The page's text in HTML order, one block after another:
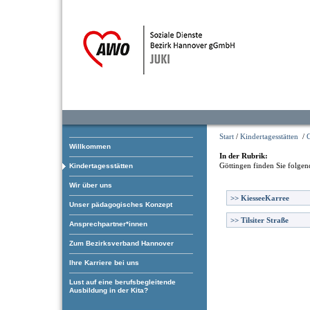
Willkommen
Kindertagesstätten
Wir über uns
Unser pädagogisches Konzept
Ansprechpartner*innen
Zum Bezirksverband Hannover
Ihre Karriere bei uns
Lust auf eine berufsbegleitende
Ausbildung in der Kita?
Start / Kindertagesstätten /
In der Rubrik:
Göttingen finden Sie
>> KiesseeKarree
>> Tilsiter Straße